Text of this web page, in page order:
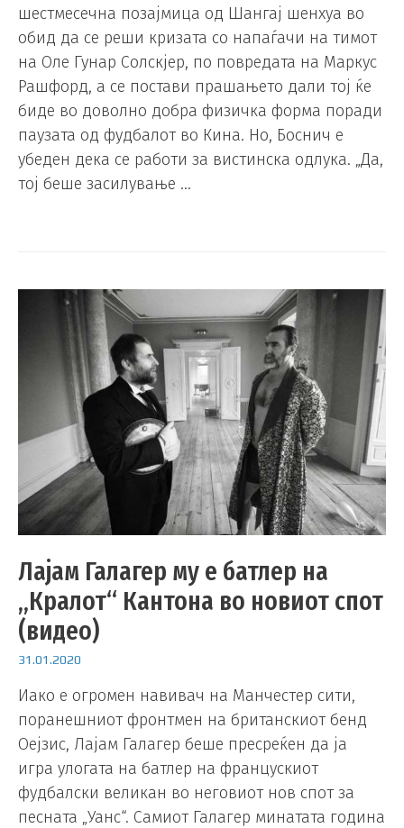
шестмесечна позајмица од Шангај шенхуа во
обид да се реши кризата со напаѓачи на тимот
на Оле Гунар Солскјер, по повредата на Маркус
Рашфорд, а се постави прашањето дали тој ќе
биде во доволно добра физичка форма поради
паузата од фудбалот во Кина. Но, Боснич е
убеден дека се работи за вистинска одлука. „Да,
тој беше засилување …
Лајам Галагер му е батлер на
„Кралот“ Кантона во новиот спот
(видео)
31.01.2020
Иако е огромен навивач на Манчестер сити,
поранешниот фронтмен на британскиот бенд
Оејзис, Лајам Галагер беше пресреќен да ја
игра улогата на батлер на францускиот
фудбалски великан во неговиот нов спот за
песната „Уанс“. Самиот Галагер минатата година